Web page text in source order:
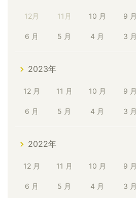
12月 11月 10 月 9 月
6 月 5 月 4 月 3 月
2023年
12 月 11 月 10 月 9 月
6 月 5 月 4 月 3 月
2022年
12 月 11 月 10 月 9 月
6 月 5 月 4 月 3 月